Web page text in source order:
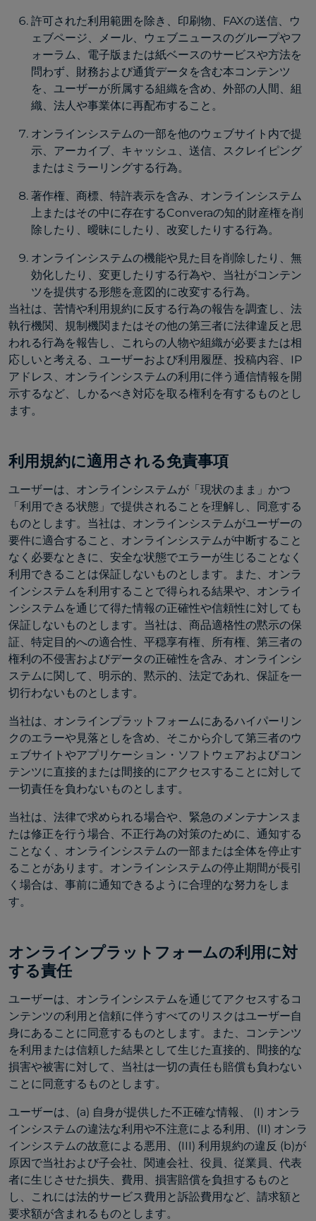
許可された利用範囲を除き、印刷物、FAXの送信、ウ
ェブページ、メール、ウェブニュースのグループやフ
ォーラム、電子版または紙ベースのサービスや方法を
問わず、財務および通貨データを含む本コンテンツ
を、ユーザーが所属する組織を含め、外部の人間、組
織、法人や事業体に再配布すること。
オンラインシステムの一部を他のウェブサイト内で提
示、アーカイブ、キャッシュ、送信、スクレイピング
またはミラーリングする行為。
著作権、商標、特許表示を含み、オンラインシステム
上またはその中に存在するConveraの知的財産権を削
除したり、曖昧にしたり、改変したりする行為。
オンラインシステムの機能や見た目を削除したり、無
効化したり、変更したりする行為や、当社がコンテン
ツを提供する形態を意図的に改変する行為。
当社は、苦情や利用規約に反する行為の報告を調査し、法
執行機関、規制機関またはその他の第三者に法律違反と思
われる行為を報告し、これらの人物や組織が必要または相
応しいと考える、ユーザーおよび利用履歴、投稿内容、IP
アドレス、オンラインシステムの利用に伴う通信情報を開
示するなど、しかるべき対応を取る権利を有するものとし
ます。
利用規約に適用される免責事項
ユーザーは、オンラインシステムが「現状のまま」かつ
「利用できる状態」で提供されることを理解し、同意する
ものとします。当社は、オンラインシステムがユーザーの
要件に適合すること、オンラインシステムが中断すること
なく必要なときに、安全な状態でエラーが生じることなく
利用できることは保証しないものとします。また、オンラ
インシステムを利用することで得られる結果や、オンライ
ンシステムを通じて得た情報の正確性や信頼性に対しても
保証しないものとします。当社は、商品適格性の黙示の保
証、特定目的への適合性、平穏享有権、所有権、第三者の
権利の不侵害およびデータの正確性を含み、オンラインシ
ステムに関して、明示的、黙示的、法定であれ、保証を一
切行わないものとします。
当社は、オンラインプラットフォームにあるハイパーリン
クのエラーや見落としを含め、そこから介して第三者のウ
ェブサイトやアプリケーション・ソフトウェアおよびコン
テンツに直接的または間接的にアクセスすることに対して
一切責任を負わないものとします。
当社は、法律で求められる場合や、緊急のメンテナンスま
たは修正を行う場合、不正行為の対策のために、通知する
ことなく、オンラインシステムの一部または全体を停止す
ることがあります。オンラインシステムの停止期間が長引
く場合は、事前に通知できるように合理的な努力をしま
す。
オンラインプラットフォームの利用に対
する責任
ユーザーは、オンラインシステムを通じてアクセスするコ
ンテンツの利用と信頼に伴うすべてのリスクはユーザー自
身にあることに同意するものとします。また、コンテンツ
を利用または信頼した結果として生じた直接的、間接的な
損害や被害に対して、当社は一切の責任も賠償も負わない
ことに同意するものとします。
ユーザーは、(a) 自身が提供した不正確な情報、 (I) オンラ
インシステムの違法な利用や不注意による利用、(II) オンラ
インシステムの故意による悪用、(III) 利用規約の違反 (b)が
原因で当社および子会社、関連会社、役員、従業員、代表
者に生じさせた損失、費用、損害賠償を負担するものと
し、これには法的サービス費用と訴訟費用など、請求額と
要求額が含まれるものとします。